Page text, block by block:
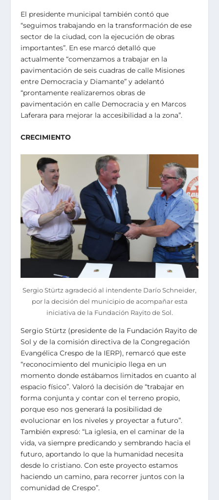
El presidente municipal también contó que
“seguimos trabajando en la transformación de ese
sector de la ciudad, con la ejecución de obras
importantes”. En ese marcó detalló que
actualmente “comenzamos a trabajar en la
pavimentación de seis cuadras de calle Misiones
entre Democracia y Diamante” y adelantó
“prontamente realizaremos obras de
pavimentación en calle Democracia y en Marcos
Laferara para mejorar la accesibilidad a la zona”.
CRECIMIENTO
Sergio Stürtz agradeció al intendente Darío Schneider,
por la decisión del municipio de acompañar esta
iniciativa de la Fundación Rayito de Sol.
Sergio Stürtz (presidente de la Fundación Rayito de
Sol y de la comisión directiva de la Congregación
Evangélica Crespo de la IERP), remarcó que este
“reconocimiento del municipio llega en un
momento donde estábamos limitados en cuanto al
espacio físico”. Valoró la decisión de “trabajar en
forma conjunta y contar con el terreno propio,
porque eso nos generará la posibilidad de
evolucionar en los niveles y proyectar a futuro”.
También expresó: “La iglesia, en el caminar de la
vida, va siempre predicando y sembrando hacia el
futuro, aportando lo que la humanidad necesita
desde lo cristiano. Con este proyecto estamos
haciendo un camino, para recorrer juntos con la
comunidad de Crespo”.